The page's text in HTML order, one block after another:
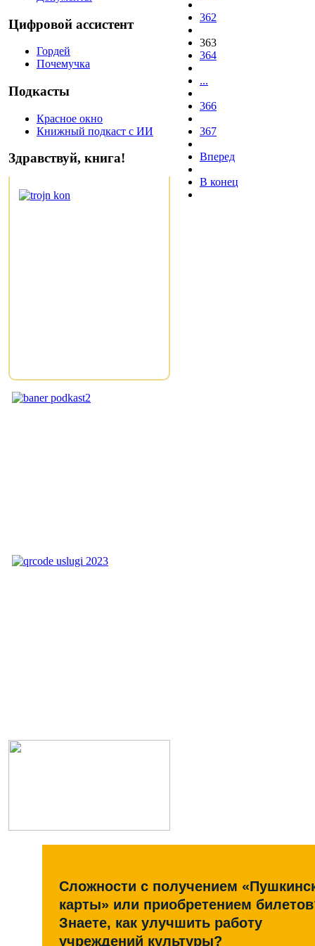
Цифровой ассистент
Гордей
Почемучка
Подкасты
Красное окно
Книжный подкаст с ИИ
Здравствуй, книга!
362
363
364
...
366
367
Вперед
В конец
Сложности с получением
карты» или приобретением
Знаете, как улучшить работу
учреждений культуры?